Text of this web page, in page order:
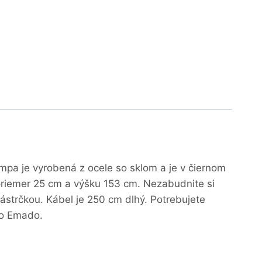
je vyrobená z ocele so sklom a je v čiernom
25 cm a výšku 153 cm. Nezabudnite si
Kábel je 250 cm dlhý. Potrebujete
Emado.